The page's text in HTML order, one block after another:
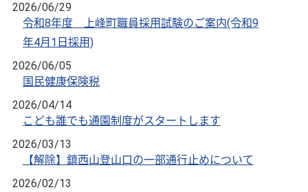
2026/06/29
令和8年度 上峰町職員採用試験のご案内(令和9
年4月1日採用)
2026/06/05
国民健康保険税
2026/04/14
こども誰でも通園制度がスタートします
2026/03/13
【解除】鎮西山登山口の一部通行止めについて
2026/02/13